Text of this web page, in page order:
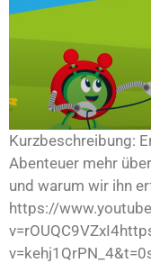
Kurzbeschreibung:
Abenteuer mehr
und warum wir ihn
https://